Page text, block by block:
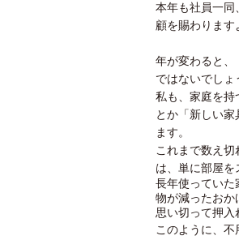
本年も社員一同
顧を賜わります
年が変わると、
ではないでしょ
私も、家庭を持
とか「新しい
ます。
これまで数え
は、単に部屋を
長年使っていた
物が減ったおか
思い切って押
このように、不